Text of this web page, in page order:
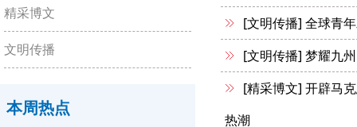
精采博文
文明传播
本周热点
[文明传播] 全球青
[文明传播] 梦耀九
[精采博文] 开辟马
热潮